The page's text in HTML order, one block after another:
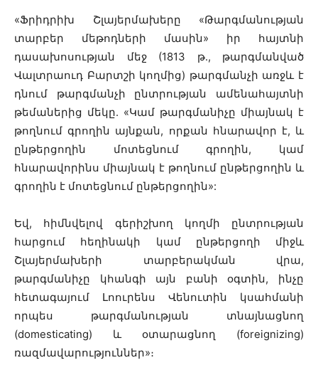
«Ֆրիդրիխ Շլայերմախերը «Թարգմանության
տարբեր մեթոդների մասին» իր հայտնի
դասախոսության մեջ (1813 թ., թարգմանված
Վալտրաուդ Բարտշի կողմից) թարգմանչի առջև է
դնում թարգմանչի ընտրության ամենահայտնի
թեմաներից մեկը. «Կամ թարգմանիչը միայնակ է
թողնում գրողին այնքան, որքան հնարավոր է, և
ընթերցողին մոտեցնում գրողին, կամ
հնարավորինս միայնակ է թողնում ընթերցողին և
գրողին է մոտեցնում ընթերցողին»:
Եվ, հիմնվելով գերիշխող կողմի ընտրության
հարցում հեղինակի կամ ընթերցողի միջև
Շլայերմախերի տարբերակման վրա,
թարգմանիչը կհանգի այն բանի օգտին, ինչը
հետագայում Լոուրենս Վենուտին կսահմանի
որպես թարգմանության տնայնացնող
(domesticating) և օտարացնող (foreignizing)
ռազմավարություններ»։